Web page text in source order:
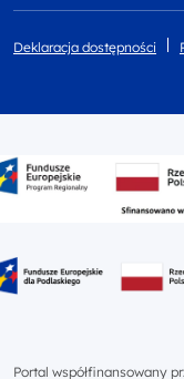
Deklaracja dostępności
Portal współfinansowany